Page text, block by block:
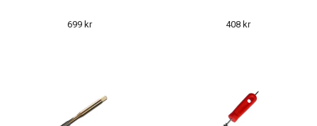
699 kr 408 kr